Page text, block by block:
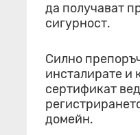
да получават
сигурност.
Силно
инсталирате и
сертификат
домейн.